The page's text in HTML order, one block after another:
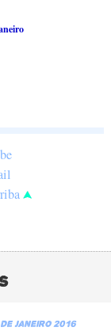
Janeiro 2016